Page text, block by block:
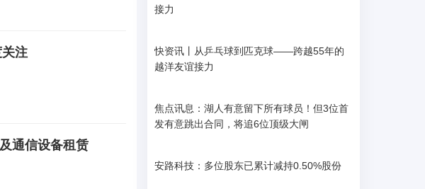
注
通信设备租赁
接力
快资讯丨从乒乓球到匹克球——跨越55年的
越洋友谊接力
焦点讯息：湖人有意留下所有球员！但3位首
发有意跳出合同，将追6位顶级大闸
安路科技：多位股东已累计减持0.50%股份